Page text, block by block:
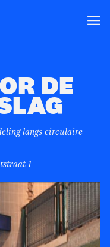
DE
langs circulaire
1